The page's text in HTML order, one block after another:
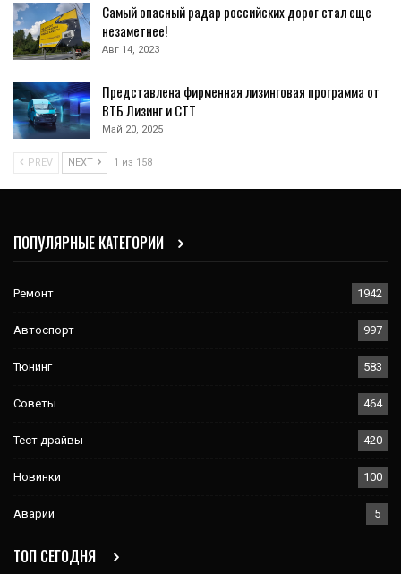
Самый опасный радар российских дорог стал еще
незаметнее!
Авг 14, 2023
Представлена фирменная лизинговая программа от
ВТБ Лизинг и СТТ
Май 20, 2025
PREV NEXT 1 из 158
ПОПУЛЯРНЫЕ КАТЕГОРИИ
Ремонт 1942
Автоспорт 997
Тюнинг 583
Советы 464
Тест драйвы 420
Новинки 100
Аварии 5
ТОП СЕГОДНЯ